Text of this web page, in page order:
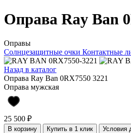
Оправа Ray Ban
Оправы
Солнцезащитные очки Контактные
Назад в каталог
Оправа Ray Ban 0RX7550 3221
Оправа мужская
25 500 ₽
В корзину Купить в 1 клик Условия